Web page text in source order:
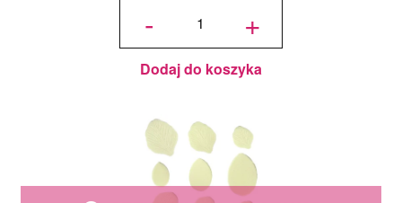
-
Gwiazda
2ES- +
Dodaj do koszyka